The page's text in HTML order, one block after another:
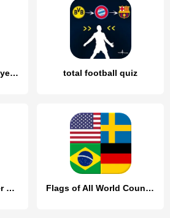
Guess the Soccer Player: Quiz total football quiz
Football Quiz - Soccer Trivia Flags of All World Countries